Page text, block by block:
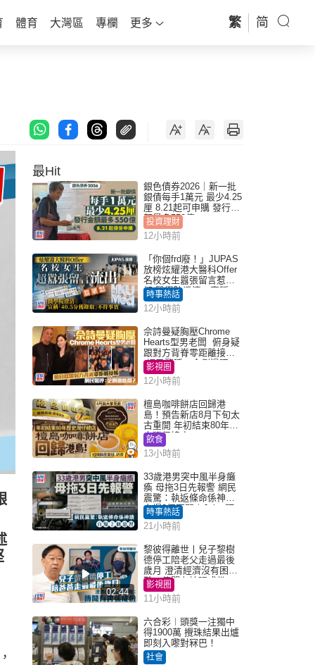
體育 大灣區 專欄 更多 繁 简
最Hit
銀色債券2026｜新一批
銀債每手1萬元 最少4.25
厘 8.21起可申購 發行金
額最多550億
投資理財
12小時前
「你個frd廢！」JUPAS
放榜炫耀港大醫科Offer
名校女生囂張留言惹眾
怒 醫學院澄清：宣稱
「40.5分獲錄取」不符事
實｜Juicy叮
時事熱話
12小時前
佘詩曼疑胸壓Chrome
Hearts型男老闆 俯身疑
跟對方背脊零距離接觸
網民驚呼：企側邊唔
得？
影視圈
12小時前
檀島咖啡餅店回歸港
島！預告新店8月下旬太
古重開 年初結束80年歷
史灣仔總店
飲食
13小時前
33歲港男突中風半身癱
瘓 母拖3日先報警 網民
震驚：執返條命係神蹟
自爆2個惡習｜Juicy叮
時事熱話
21小時前
02:44
黎彼得離世丨兒子黎樹
德停工陪老父走過最後
歲月 澄清經濟沒有困
難：傳聞有誇張成份
影視圈
11小時前
六合彩︱頭獎一注獨中
得1900萬 攪珠結果出爐
即刻入嚟對冧巴！
社會